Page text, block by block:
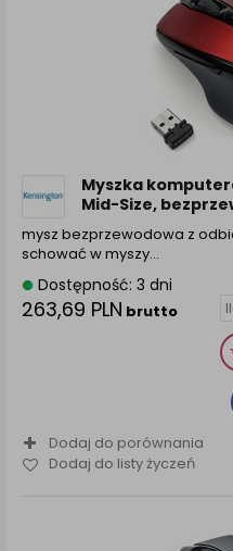
Myszka
Mid-Size,
mysz bezprzewodowa z
schować w myszy…
Dostępność: 3 dni
263,69 PLN brutto
Dodaj do porównania
Dodaj do listy życzeń